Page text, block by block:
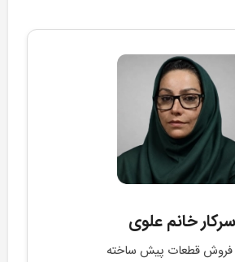
سرکار خانم علوی
فروش قطعات پیش ساخته